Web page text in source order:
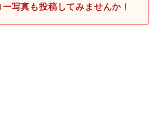
写真も投稿してみませんか！